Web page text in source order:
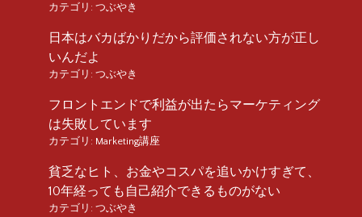
カテゴリ: つぶやき
日本はバカばかりだから評価されない方が正し
いんだよ
カテゴリ: つぶやき
フロントエンドで利益が出たらマーケティング
は失敗しています
カテゴリ: Marketing講座
貧乏なヒト、お金やコスパを追いかけすぎて、
10年経っても自己紹介できるものがない
カテゴリ: つぶやき